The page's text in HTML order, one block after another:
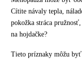
Cítite návaly tepla,
pokožka stráca
na hojdačke?
Tieto príznaky môžu